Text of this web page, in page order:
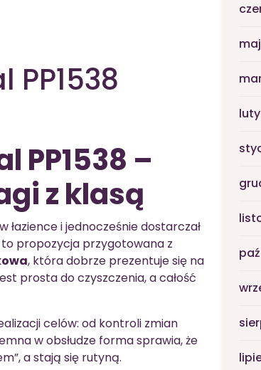
PP1538
PP1538 –
z klasą
łazience i jednocześnie dostarczał
to propozycja przygotowana z
, która dobrze prezentuje się na
prosta do czyszczenia, a całość
celów: od kontroli zmian
w obsłudze forma sprawia, że
a stają się rutyną.